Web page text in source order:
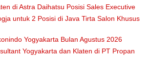
di Astra Daihatsu Posisi Sales Executive
untuk 2 Posisi di Java Tirta Salon Khusus
Yogyakarta Bulan Agustus 2026
Yogyakarta dan Klaten di PT Propan